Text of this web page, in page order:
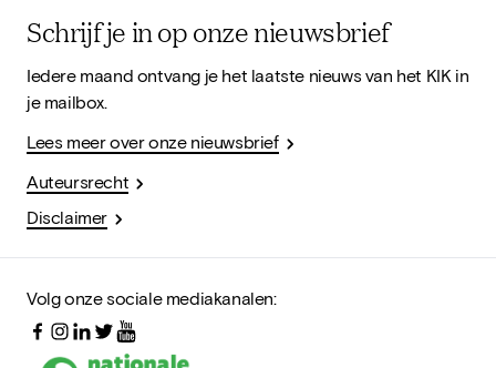
Schrijf je in op onze nieuwsbrief
Iedere maand ontvang je het laatste nieuws van het KIK in
je mailbox.
Lees meer over onze nieuwsbrief
Auteursrecht
Disclaimer
Volg onze sociale mediakanalen: